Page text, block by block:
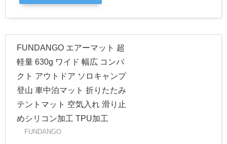
FUNDANGO エアーマット 超
軽量 630g ワイド 幅広 コンパ
クト アウトドア ソロキャンプ
登山 車中泊マット 折りたたみ
テントマット 空気入れ 滑り止
めシリコン加工 TPU加工
FUNDANGO